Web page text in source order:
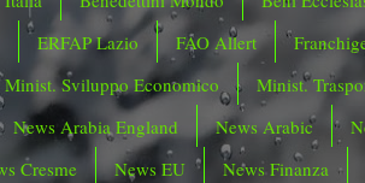
ERFAP Lazio FAO Allert
Minist. Sviluppo Economico
Minist.
News Arabia England News Arabic
Cresme News EU
News Finanza